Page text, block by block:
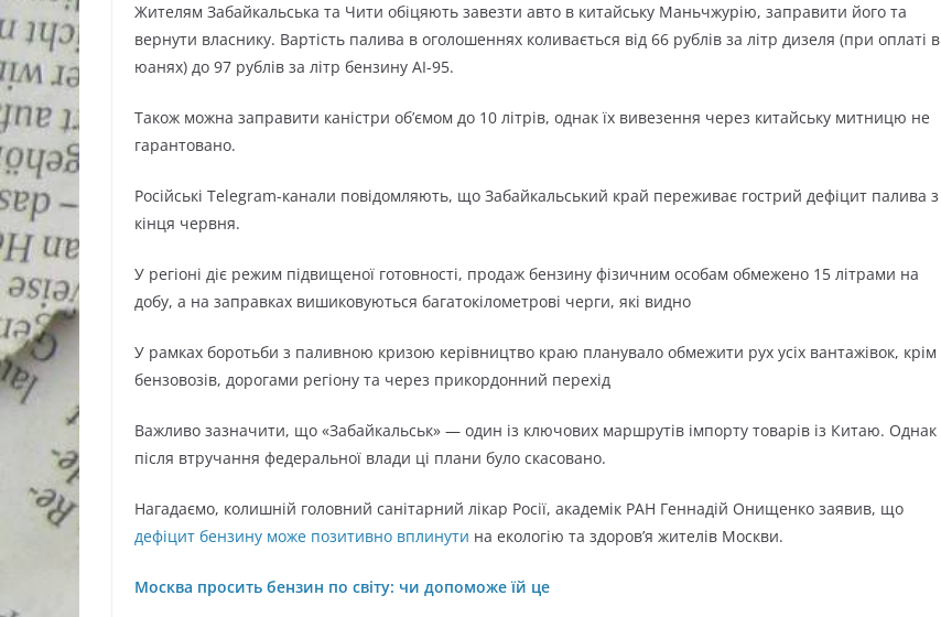
Жителям Забайкальська та Чити обіцяють завезти авто в китайську Маньчжурію, заправити його та
вернути власнику. Вартість палива в оголошеннях коливається від 66 рублів за літр дизеля (при оплаті в
юанях) до 97 рублів за літр бензину АІ-95.
Також можна заправити каністри об’ємом до 10 літрів, однак їх вивезення через китайську митницю не
гарантовано.
Російські Telegram-канали повідомляють, що Забайкальський край переживає гострий дефіцит палива з
кінця червня.
У регіоні діє режим підвищеної готовності, продаж бензину фізичним особам обмежено 15 літрами на
добу, а на заправках вишиковуються багатокілометрові черги, які видно
У рамках боротьби з паливною кризою керівництво краю планувало обмежити рух усіх вантажівок, крім
бензовозів, дорогами регіону та через прикордонний перехід
Важливо зазначити, що «Забайкальськ» — один із ключових маршрутів імпорту товарів із Китаю. Однак
після втручання федеральної влади ці плани було скасовано.
Нагадаємо, колишній головний санітарний лікар Росії, академік РАН Геннадій Онищенко заявив, що
дефіцит бензину може позитивно вплинути на екологію та здоров’я жителів Москви.
Москва просить бензин по світу: чи допоможе їй це